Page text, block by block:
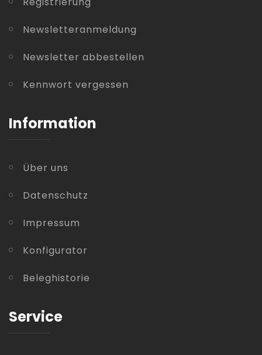
Newsletteranmeldung
Newsletter abbestellen
Kennwort vergessen
Information
Über uns
Datenschutz
Impressum
Konfigurator
Beleghistorie
Service